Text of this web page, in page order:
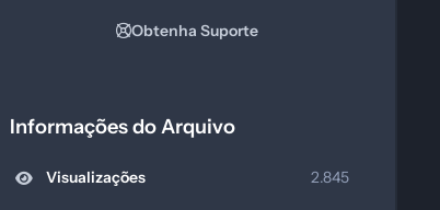
Obtenha Suporte
Informações do Arquivo
Visualizações 2.845